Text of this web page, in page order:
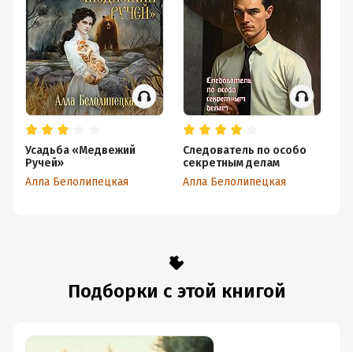
Усадьба «Медвежий
Ручей»
Алла Белолипецкая
Следователь по особо
секретным делам
Алла Белолипецкая
Подборки с этой книгой